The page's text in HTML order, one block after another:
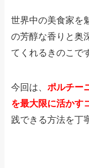
世界中の美食家を
の芳醇な香りと奥
てくれるきのこで
今回は、ポルチー
を最大限に活かす
践できる方法を丁